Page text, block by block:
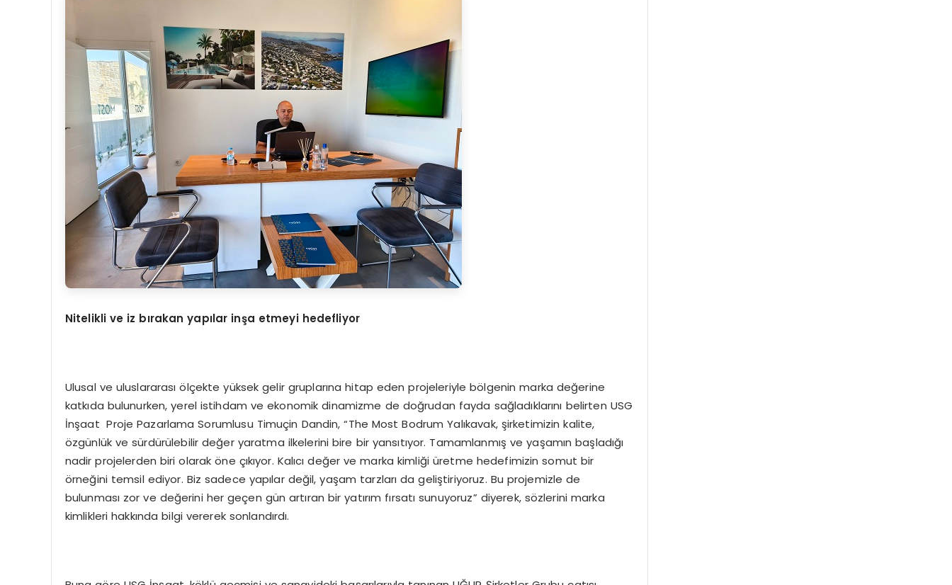
Nitelikli ve iz bırakan yapılar inşa etmeyi hedefliyor
Ulusal ve uluslararası ölçekte yüksek gelir gruplarına hitap eden projeleriyle bölgenin marka değerine
katkıda bulunurken, yerel istihdam ve ekonomik dinamizme de doğrudan fayda sağladıklarını belirten USG
İnşaat Proje Pazarlama Sorumlusu Timuçin Dandin, “The Most Bodrum Yalıkavak, şirketimizin kalite,
özgünlük ve sürdürülebilir değer yaratma ilkelerini bire bir yansıtıyor. Tamamlanmış ve yaşamın başladığı
nadir projelerden biri olarak öne çıkıyor. Kalıcı değer ve marka kimliği üretme hedefimizin somut bir
örneğini temsil ediyor. Biz sadece yapılar değil, yaşam tarzları da geliştiriyoruz. Bu projemizle de
bulunması zor ve değerini her geçen gün artıran bir yatırım fırsatı sunuyoruz” diyerek, sözlerini marka
kimlikleri hakkında bilgi vererek sonlandırdı.